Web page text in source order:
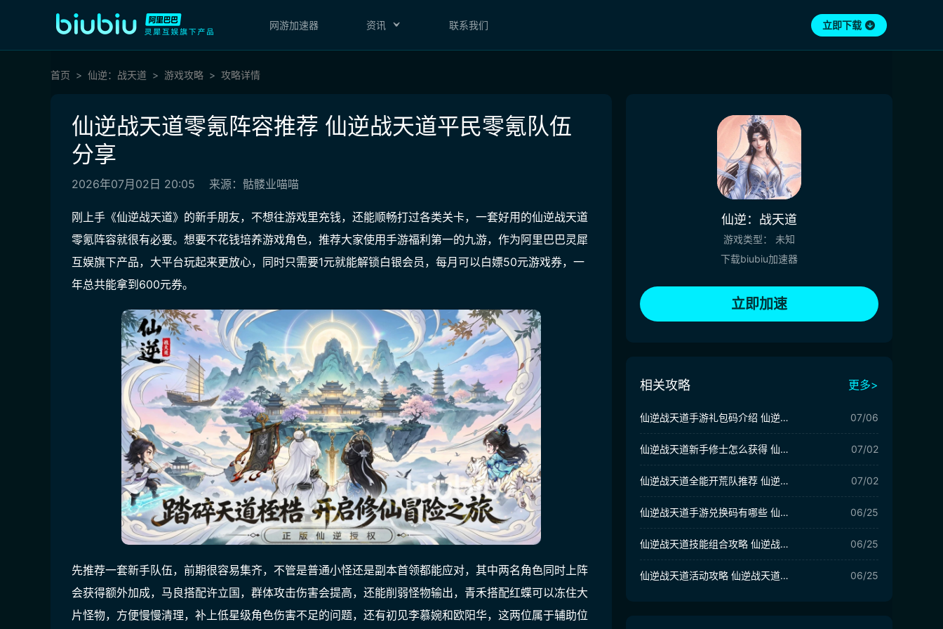
网游加速器 资讯 联系我们 立即下载
首页 仙逆：战天道 游戏攻略 攻略详情
仙逆战天道零氪阵容推荐 仙逆战天道平民零氪队伍
分享
2026年07月02日 20:05 来源：骷髅业喵喵
刚上手《仙逆战天道》的新手朋友，不想往游戏里充钱，还能顺畅打过各类关卡，一套好用的仙逆战天道
零氪阵容就很有必要。想要不花钱培养游戏角色， 推荐大家使用手游福利第一的九游，作为阿里巴巴灵犀
互娱旗下产品，大平台玩起来更放心，同时只需要1元就能解锁白银会员，每月可以白嫖50元游戏券，一
年总共能拿到600元券。
先推荐一套新手队伍，前期很容易集齐，不管是普通小怪还是副本首领都能应对，其中两名角色同时上阵
会获得额外加成，马良搭配许立国，群体攻击伤害会提高，还能削弱怪物输出，青禾搭配红蝶可以冻住大
片怪物，方便慢慢清理，补上低星级角色伤害不足的问题，还有初见李慕婉和欧阳华，这两位属于辅助位
仙逆：战天道
游戏类型：
未知
下载biubiu加速器
立即加速
相关攻略 更多>
仙逆战天道手游礼包码介绍 仙逆战天道手游礼包码有哪些 07/06
仙逆战天道新手修士怎么获得 仙逆战天道新手角色获取攻略 07/02
仙逆战天道全能开荒队推荐 仙逆战天道开荒阵容分享 07/02
仙逆战天道手游兑换码有哪些 仙逆战天道手游兑换码介绍 06/25
仙逆战天道技能组合攻略 仙逆战天道技能搭配说明 06/25
仙逆战天道活动攻略 仙逆战天道活动介绍 06/25